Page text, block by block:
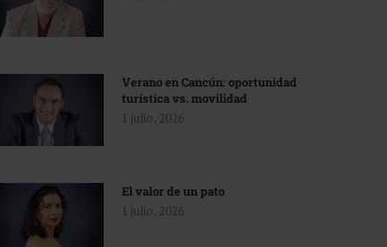
Verano en Cancún: oportunidad
turística vs. movilidad
1 julio, 2026
El valor de un pato
1 julio, 2026